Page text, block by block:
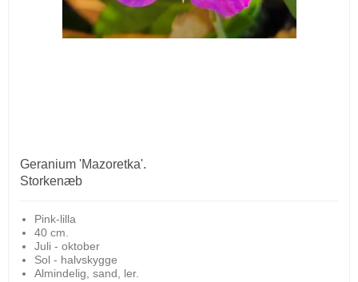
Geranium 'Mazoretka'.
Storkenæb
Pink-lilla
40 cm.
Juli - oktober
Sol - halvskygge
Almindelig, sand, ler.